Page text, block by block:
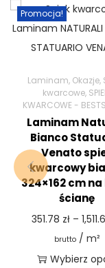
Promocja!
Laminam, Okazje,
kwarcowe,
KWARCOWE -
Laminam
Bianco
Venato
kwarcowy
324×162 cm
ścianę
351.78 zł –
brutto/ m²
Wybierz